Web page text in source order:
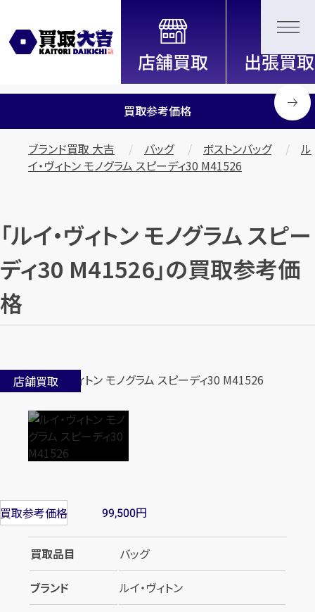
全国2200店舗以上展開中！
信頼と実績の買取専門店「買取大
吉」
買取参考価格
ブランド買取 大吉 バッグ ボストンバッグ
ル
イ・ヴィトン モノグラム スピーディ30 M41526
「ルイ・ヴィトン モノグラム スピー
ディ30 M41526」の買取参考価
格
店舗買取
買取参考価格 99,500円
買取品目
バッグ
ブランド
ルイ・ヴィトン